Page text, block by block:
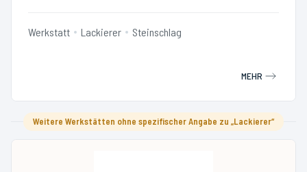
Werkstatt Lackierer Steinschlag
MEHR
Weitere Werkstätten ohne spezifischer Angabe zu „Lackierer“